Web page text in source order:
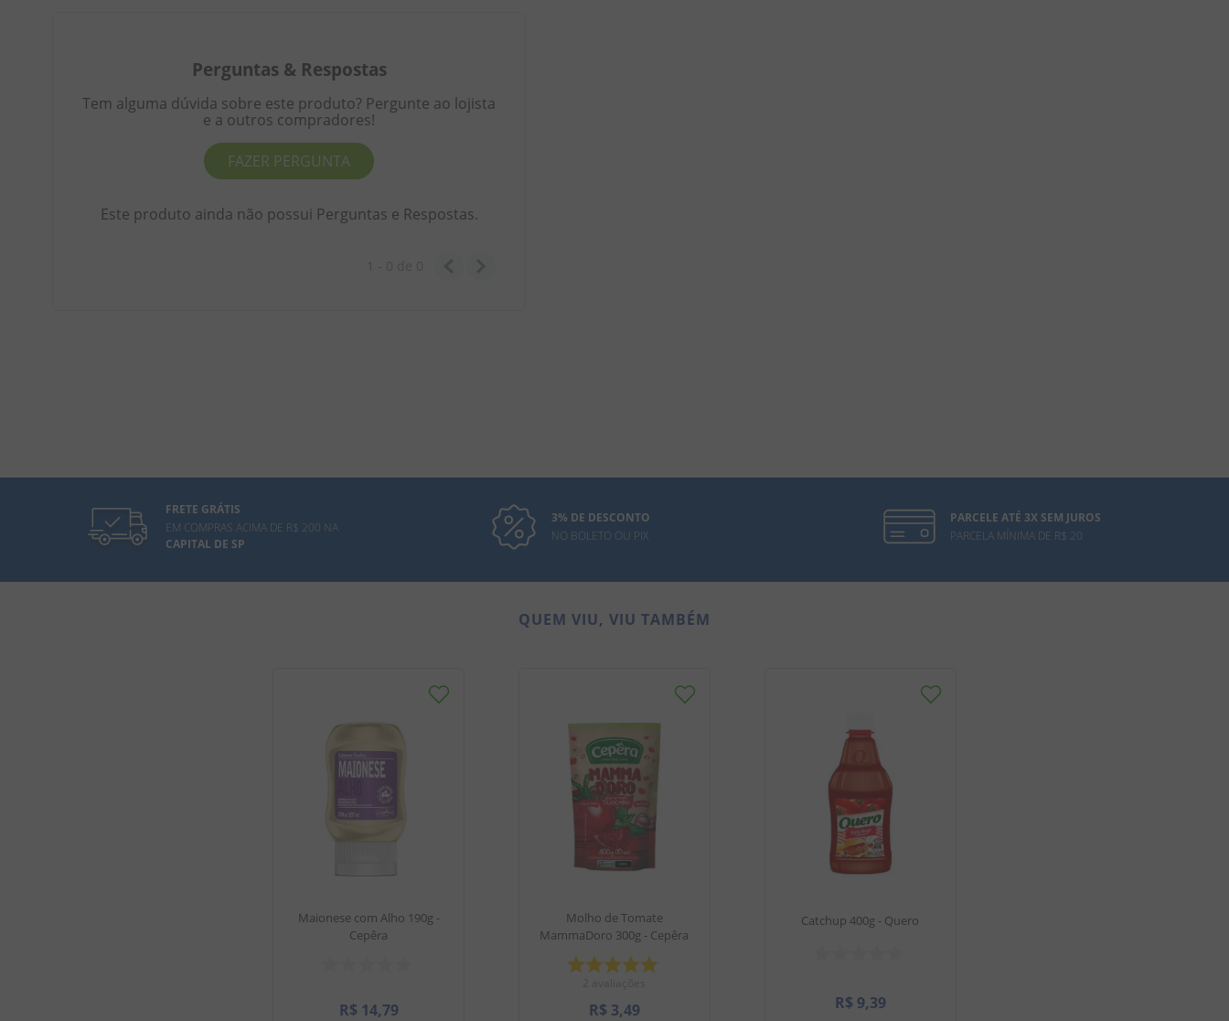
Perguntas & Respostas
Tem alguma dúvida sobre este produto? Pergunte ao lojista
e a outros compradores!
FAZER PERGUNTA
Este produto ainda não possui Perguntas e Respostas.
FRETE GRÁTIS
EM COMPRAS ACIMA DE R$ 200 NA
CAPITAL DE SP
3% DE DESCONTO
NO BOLETO OU PIX
PARCELE ATÉ 3X SEM JUROS
PARCELA MÍNIMA DE R$ 20
QUEM VIU, VIU TAMBÉM
Maionese com Alho 190g -
Cepêra
R$ 14,79
Molho de Tomate
MammaDoro 300g - Cepêra
R$ 3,49
Catchup 400g - Quero
R$ 9,39